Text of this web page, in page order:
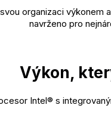
organizaci výkonem
navrženo pro
Výkon,
Intel® s